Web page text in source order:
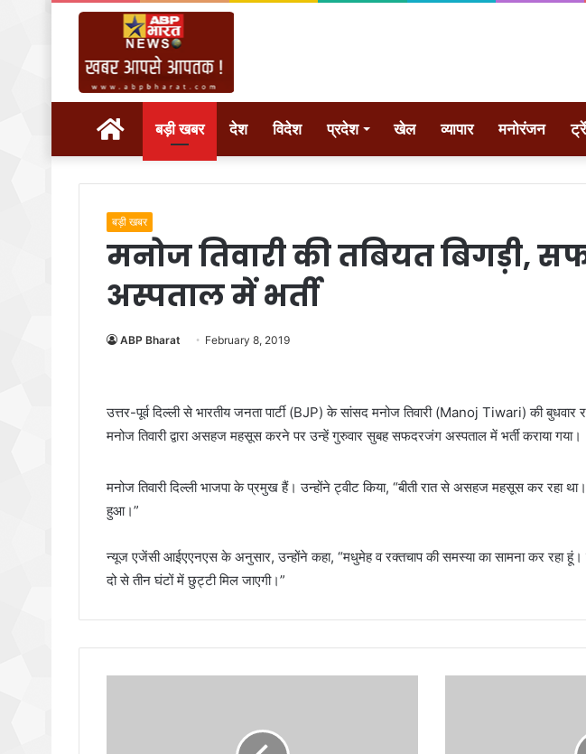
होम बड़ी खबर देश विदेश प्रदेश खेल व्यापार मनोरंजन
बड़ी खबर
मनोज तिवारी की तबियत बिगड़ी,
अस्पताल में भर्ती
ABP Bharat February 8, 2019
उत्तर-पूर्व दिल्ली से भारतीय जनता पार्टी (BJP) के सांसद मनोज तिवारी (Manoj Tiwari) की बुधवार
मनोज तिवारी द्वारा असहज महसूस करने पर उन्हें गुरुवार सुबह सफदरजंग अस्पताल में भर्ती कराया गया।
मनोज तिवारी दिल्ली भाजपा के प्रमुख हैं। उन्होंने ट्वीट किया, “बीती रात से असहज महसूस कर रहा
हुआ।”
न्यूज एजेंसी आईएएनएस के अनुसार, उन्होंने कहा, “मधुमेह व रक्तचाप की समस्या का सामना कर रहा हूं।
दो से तीन घंटों में छुट्टी मिल जाएगी।”